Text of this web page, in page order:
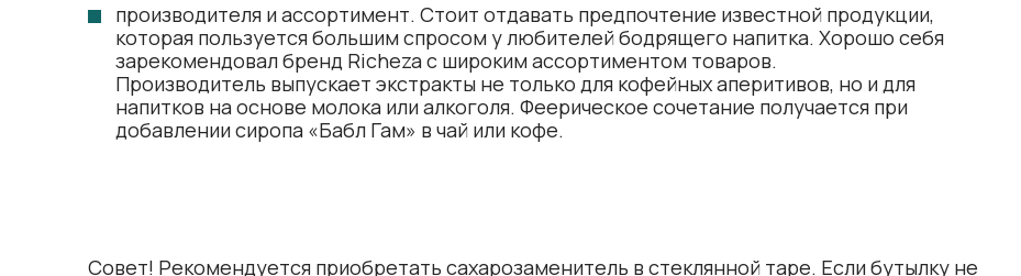
производителя и ассортимент. Стоит отдавать предпочтение известной продукции,
которая пользуется большим спросом у любителей бодрящего напитка. Хорошо себя
зарекомендовал бренд Richeza с широким ассортиментом товаров.
Производитель выпускает экстракты не только для кофейных аперитивов, но и для
напитков на основе молока или алкоголя. Феерическое сочетание получается при
добавлении сиропа «Бабл Гам» в чай или кофе.
Совет! Рекомендуется приобретать сахарозаменитель в стеклянной таре. Если бутылку не